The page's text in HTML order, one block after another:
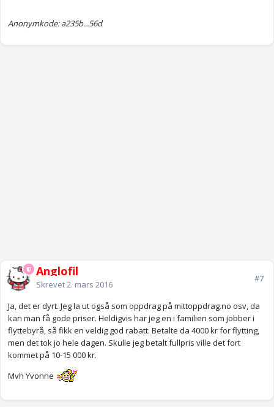
Anonymkode: a235b...56d
Anglofil
Skrevet2. mars 2016
#7
Ja, det er dyrt. Jeg la ut også som oppdrag på mittoppdrag.no osv, da
kan man få gode priser. Heldigvis har jeg en i familien som jobber i
flyttebyrå, så fikk en veldig god rabatt. Betalte da 4000 kr for flytting,
men det tok jo hele dagen. Skulle jeg betalt fullpris ville det fort
kommet på 10-15 000 kr.
Mvh Yvonne